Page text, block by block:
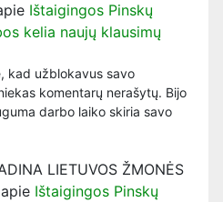
Ištaigingos Pinskų
kelia naujų klausimų
kad užblokavus savo
komentarų nerašytų. Bijo
darbo laiko skiria savo
LIETUVOS ŽMONĖS
apie Ištaigingos Pinskų